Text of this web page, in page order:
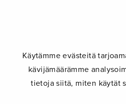
Käytämme evästeitä
kävijämäärämme
tietoja siitä, miten käytät
MUUT